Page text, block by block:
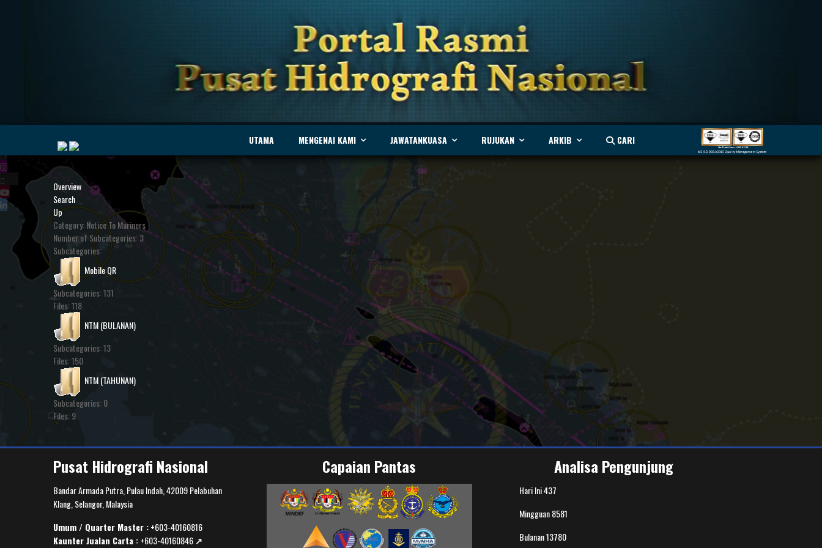
UTAMA MENGENAI KAMI JAWATANKUASA RUJUKAN ARKIB CARI
Overview
Search
Up
Category: Notice To Mariners
Number of Subcategories: 3
Subcategories:
Mobile QR
Subcategories: 131
Files: 118
NTM (BULANAN)
Subcategories: 13
Files: 150
NTM (TAHUNAN)
Subcategories: 0
Files: 9
Pusat Hidrografi Nasional
Bandar Armada Putra, Pulau Indah, 42009 Pelabuhan
Klang, Selangor, Malaysia
Umum / Quarter Master :+603-40160816
Kaunter Jualan Carta :+603-40160846 ↗️
Capaian Pantas Analisa Pengunjung
Hari Ini437
Mingguan8581
Bulanan13780
..
MyMarine
Geohub